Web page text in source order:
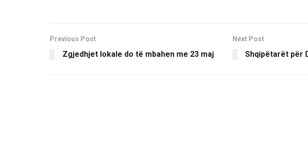
Previous Post
Zgjedhjet lokale do të mbahen me 23 maj
Next Post
Shqipëtarët për